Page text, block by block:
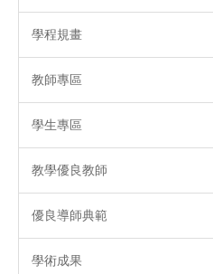
學程規畫
教師專區
學生專區
教學優良教師
優良導師典範
學術成果